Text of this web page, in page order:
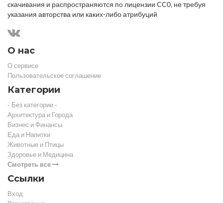
скачивания и распространяются по лицензии CC0, не требуя
указания авторства или каких-либо атрибуций
О нас
О сервисе
Пользовательское соглашение
Категории
- Без категории -
Архитектура и Города
Бизнес и Финансы
Еда и Напитки
Животные и Птицы
Здоровье и Медицина
Смотреть все
Ссылки
Вход